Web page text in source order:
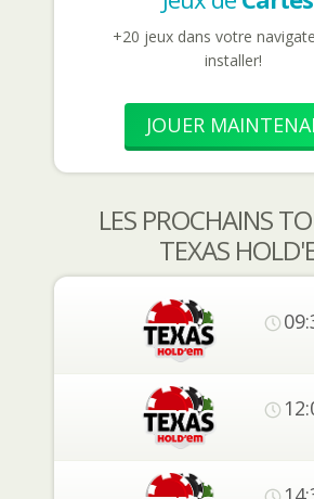
+20 jeux dans votre
installer!
JOUER
LES PROCHAINS
TEXAS